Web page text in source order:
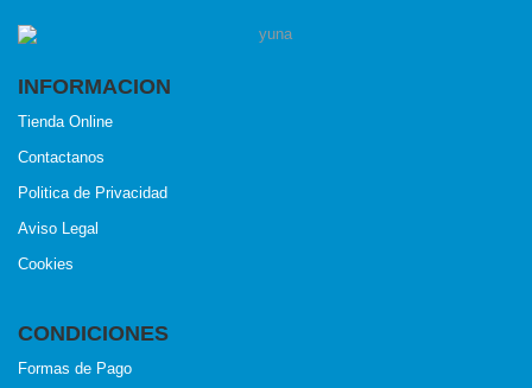
INFORMACION
Tienda Online
Contactanos
Politica de Privacidad
Aviso Legal
Cookies
CONDICIONES
Formas de Pago